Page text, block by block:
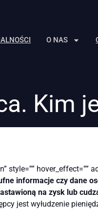
O NAS
Kim
style=”” hover_effect=””
informacje czy dane
na zysk lub
jest wyłudzenie